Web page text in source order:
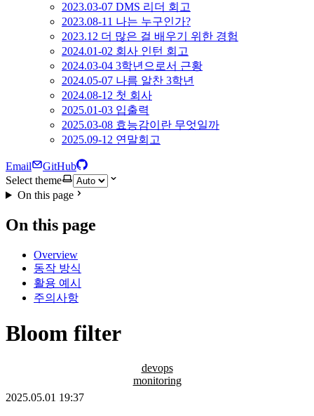
2023.03-07 DMS 리더 회고
2023.08-11 나는 누구인가?
2023.12 더 많은 걸 배우기 위한 경험
2024.01-02 회사 인턴 회고
2024.03-04 3학년으로서 근황
2024.05-07 나름 알찬 3학년
2024.08-12 첫 회사
2025.01-03 입출력
2025.03-08 효능감이란 무엇일까
2025.09-12 연말회고
Email
GitHub
Select theme
On this page
On this page
Overview
동작 방식
활용 예시
주의사항
Bloom filter
devops
monitoring
2025.05.01 19:37